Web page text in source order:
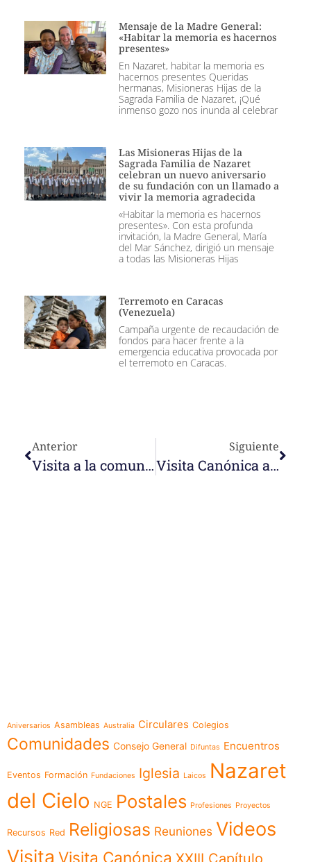
Mensaje de la Madre General:
«Habitar la memoria es hacernos
presentes»
En Nazaret, habitar la memoria es
hacernos presentes Queridas
hermanas, Misioneras Hijas de la
Sagrada Familia de Nazaret, ¡Qué
inmenso gozo nos inunda al celebrar
Las Misioneras Hijas de la
Sagrada Familia de Nazaret
celebran un nuevo aniversario
de su fundación con un llamado a
vivir la memoria agradecida
«Habitar la memoria es hacernos
presentes». Con esta profunda
invitación, la Madre General, María
del Mar Sánchez, dirigió un mensaje
a todas las Misioneras Hijas
Terremoto en Caracas
(Venezuela)
Campaña urgente de recaudación de
fondos para hacer frente a la
emergencia educativa provocada por
el terremoto en Caracas.
Anterior
Visita a la comunidad Sagrada Familia de Palmira
Siguiente
Visita Canónica a la comunidad del CCI Jesús de Nazaret, La Chinita
Aniversarios Asambleas Australia Circulares Colegios
Comunidades Consejo General Difuntas Encuentros
Eventos Formación Fundaciones Iglesia Laicos
Nazaret
del Cielo NGE Postales Profesiones Proyectos
Recursos Red Religiosas Reuniones Videos
Visita Visita Canónica XXIII Capítulo